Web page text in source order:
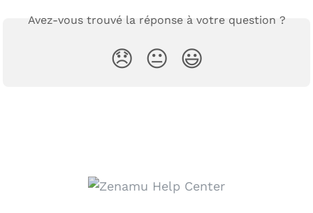
Avez-vous trouvé la réponse à votre question ?
😞 😐 😃